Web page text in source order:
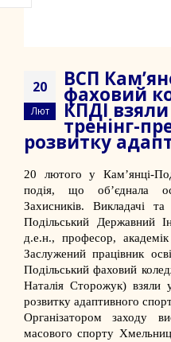
20
Лют
ВСП
фаховий
КПДІ
тренінг-
розвитку
20 лютого у Кам’янці-
подія, що об’єднала
Захисників. Викладачі та
Подільський Державний
д.е.н., професор,
Заслужений працівник
Подільський фаховий
Наталія Сторожук) взяли
розвитку адаптивного
Організатором заходу
масового спорту